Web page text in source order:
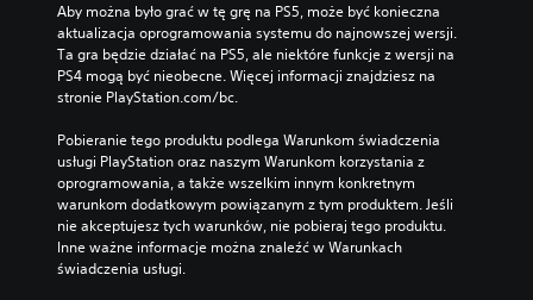
Aby można było grać w tę grę na PS5, może być konieczna
aktualizacja oprogramowania systemu do najnowszej wersji.
Ta gra będzie działać na PS5, ale niektóre funkcje z wersji na
PS4 mogą być nieobecne. Więcej informacji znajdziesz na
stronie PlayStation.com/bc.
Pobieranie tego produktu podlega Warunkom świadczenia
usługi PlayStation oraz naszym Warunkom korzystania z
oprogramowania, a także wszelkim innym konkretnym
warunkom dodatkowym powiązanym z tym produktem. Jeśli
nie akceptujesz tych warunków, nie pobieraj tego produktu.
Inne ważne informacje można znaleźć w Warunkach
świadczenia usługi.